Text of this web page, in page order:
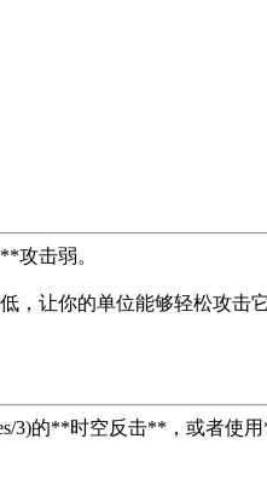
攻击弱。
，让你的单位能够轻松攻击它
3)的**时空反击**，或者使